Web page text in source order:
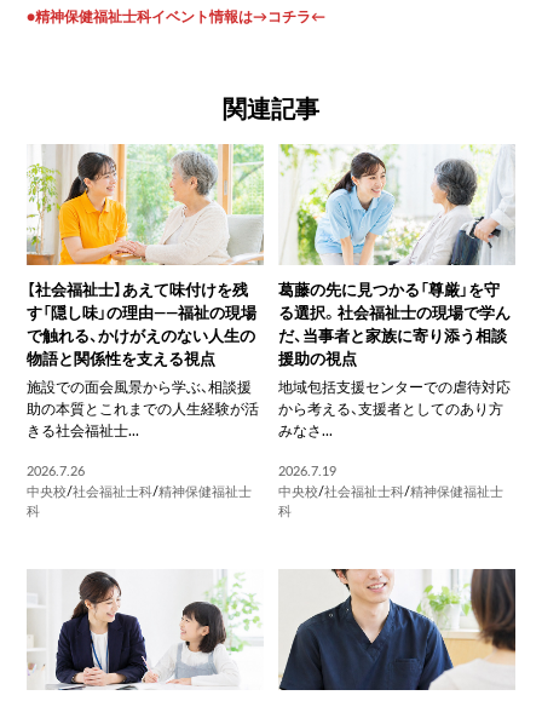
●精神保健福祉士科イベント情報は→コチラ←
関連記事
【社会福祉士】あえて味付けを残
す「隠し味」の理由――福祉の現場
で触れる、かけがえのない人生の
物語と関係性を支える視点
施設での面会風景から学ぶ、相談援
助の本質とこれまでの人生経験が活
きる社会福祉士...
2026.7.26
中央校/社会福祉士科/精神保健福祉士
科
葛藤の先に見つかる「尊厳」を守
る選択。社会福祉士の現場で学ん
だ、当事者と家族に寄り添う相談
援助の視点
地域包括支援センターでの虐待対応
から考える、支援者としてのあり方
みなさ...
2026.7.19
中央校/社会福祉士科/精神保健福祉士
科